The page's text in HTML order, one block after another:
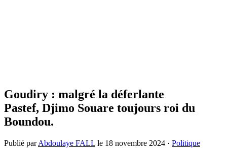
Goudiry : malgré la déferlante
Pastef, Djimo Souare toujours roi du
Boundou.
Publié parAbdoulaye FALL le 18 novembre 2024 · Politique